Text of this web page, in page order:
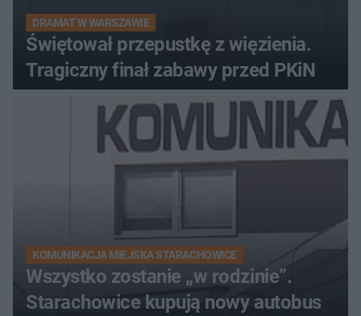
DRAMAT W WARSZAWIE
Świętował przepustkę z więzienia.
Tragiczny finał zabawy przed PKiN
KOMUNIKACJA MIEJSKA STARACHOWICE
Wszystko zostanie „w rodzinie”.
Starachowice kupują nowy autobus